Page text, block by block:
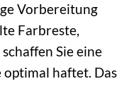
Vorbereitung
Farbreste,
Sie eine
optimal haftet. Das